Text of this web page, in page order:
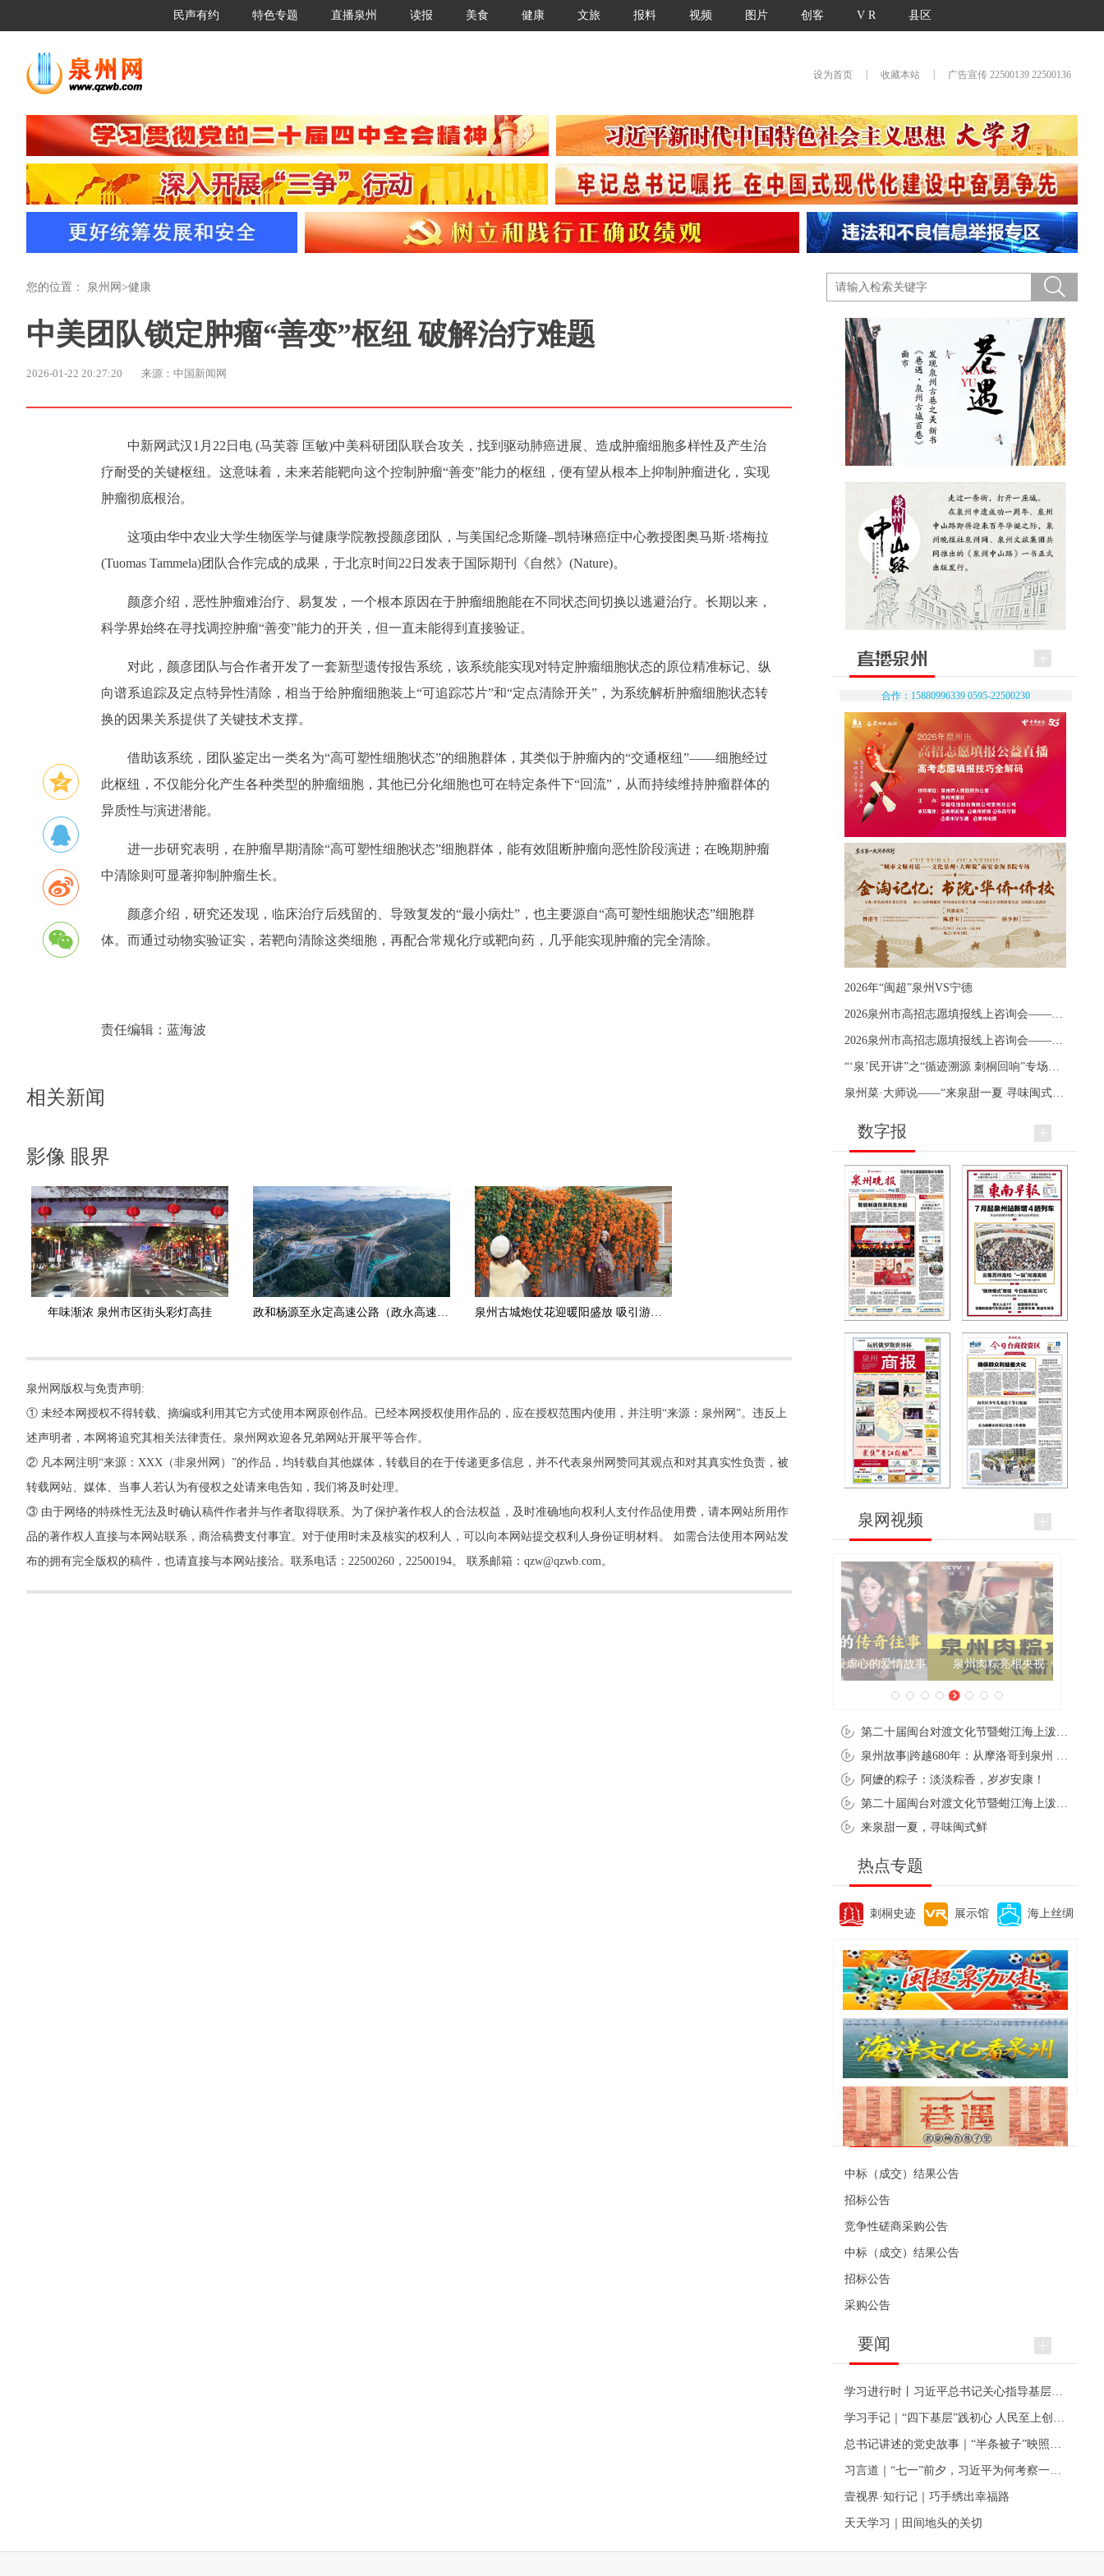
民声有约 特色专题 直播泉州 读报 美食 健康 文旅 报料 视频 图片 创客 V R 县区
设为首页 收藏本站 广告宣传 22500139 22500136
您的位置： 泉州网 >健康
中美团队锁定肿瘤“善变”枢纽 破解治疗难题
2026-01-22 20:27:20 来源：中国新闻网
中新网武汉1月22日电 (马芙蓉 匡敏)中美科研团队联合攻关，找到驱动肺癌进展、造成肿瘤细胞多样性及产生治
疗耐受的关键枢纽。这意味着，未来若能靶向这个控制肿瘤“善变”能力的枢纽，便有望从根本上抑制肿瘤进化，实现
肿瘤彻底根治。
这项由华中农业大学生物医学与健康学院教授颜彦团队，与美国纪念斯隆–凯特琳癌症中心教授图奥马斯·塔梅拉
(Tuomas Tammela)团队合作完成的成果，于北京时间22日发表于国际期刊《自然》(Nature)。
颜彦介绍，恶性肿瘤难治疗、易复发，一个根本原因在于肿瘤细胞能在不同状态间切换以逃避治疗。长期以来，
科学界始终在寻找调控肿瘤“善变”能力的开关，但一直未能得到直接验证。
对此，颜彦团队与合作者开发了一套新型遗传报告系统，该系统能实现对特定肿瘤细胞状态的原位精准标记、纵
向谱系追踪及定点特异性清除，相当于给肿瘤细胞装上“可追踪芯片”和“定点清除开关”，为系统解析肿瘤细胞状态转
换的因果关系提供了关键技术支撑。
借助该系统，团队鉴定出一类名为“高可塑性细胞状态”的细胞群体，其类似于肿瘤内的“交通枢纽”——细胞经过
此枢纽，不仅能分化产生各种类型的肿瘤细胞，其他已分化细胞也可在特定条件下“回流”，从而持续维持肿瘤群体的
异质性与演进潜能。
进一步研究表明，在肿瘤早期清除“高可塑性细胞状态”细胞群体，能有效阻断肿瘤向恶性阶段演进；在晚期肿瘤
中清除则可显著抑制肿瘤生长。
颜彦介绍，研究还发现，临床治疗后残留的、导致复发的“最小病灶”，也主要源自“高可塑性细胞状态”细胞群
体。而通过动物实验证实，若靶向清除这类细胞，再配合常规化疗或靶向药，几乎能实现肿瘤的完全清除。
责任编辑： 蓝海波
相关新闻
影像 眼界
年味渐浓 泉州市区街头彩灯高挂 政和杨源至永定高速公路（政永高速）德化段正式通车运营 泉州古城炮仗花迎暖阳盛放 吸引游客打卡拍照
泉州网版权与免责声明:
① 未经本网授权不得转载、摘编或利用其它方式使用本网原创作品。已经本网授权使用作品的，应在授权范围内使用，并注明“来源：泉州网”。违反上
述声明者，本网将追究其相关法律责任。泉州网欢迎各兄弟网站开展平等合作。
② 凡本网注明“来源：XXX（非泉州网）”的作品，均转载自其他媒体，转载目的在于传递更多信息，并不代表泉州网赞同其观点和对其真实性负责，被
转载网站、媒体、当事人若认为有侵权之处请来电告知，我们将及时处理。
③ 由于网络的特殊性无法及时确认稿件作者并与作者取得联系。为了保护著作权人的合法权益，及时准确地向权利人支付作品使用费，请本网站所用作
品的著作权人直接与本网站联系，商洽稿费支付事宜。对于使用时未及核实的权利人，可以向本网站提交权利人身份证明材料。 如需合法使用本网站发
布的拥有完全版权的稿件，也请直接与本网站接洽。联系电话：22500260，22500194。 联系邮箱：qzw@qzwb.com。
合作：15880996339 0595-22500230
2026年“闽超”泉州VS宁德
数字报
泉网视频
泉州肉粽亮相央视《新闻联播》
阿嬷的粽子：淡淡粽香，岁岁安康！
来泉甜一夏，寻味闽式鲜
热点专题
刺桐史迹 展示馆 海上丝绸
便民资讯
中标（成交）结果公告
招标公告
竞争性磋商采购公告
中标（成交）结果公告
招标公告
采购公告
要闻
壹视界·知行记｜巧手绣出幸福路
天天学习｜田间地头的关切